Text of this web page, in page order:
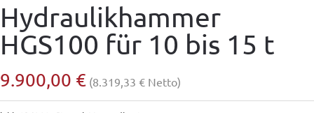
Hydraulikhammer
HGS100 für 10 bis 15 t
9.900,00 € (8.319,33 € Netto)